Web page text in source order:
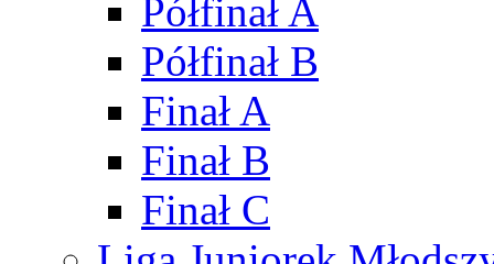
Półfinał A
Półfinał B
Finał A
Finał B
Finał C